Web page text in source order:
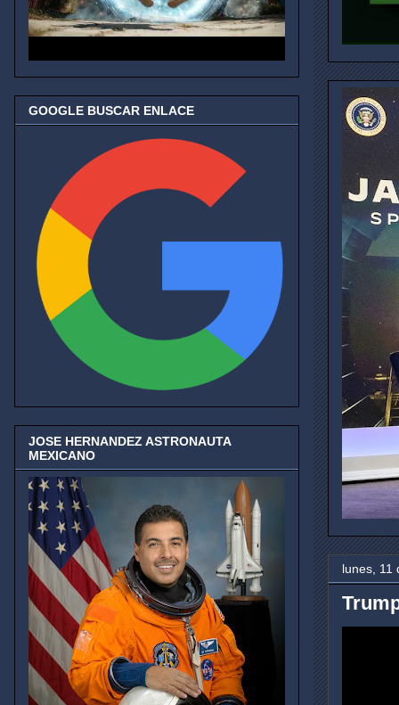
lunes, 11
GOOGLE BUSCAR ENLACE
JOSE HERNANDEZ ASTRONAUTA
MEXICANO